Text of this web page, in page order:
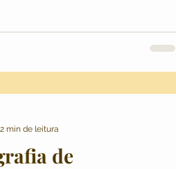
de
2 min de leitura